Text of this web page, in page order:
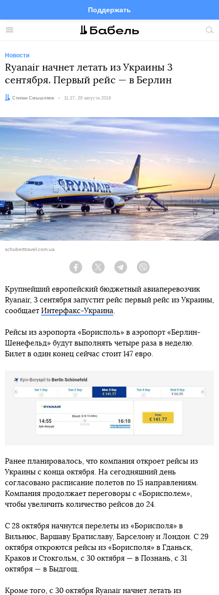
Меню
Поддержать
FacebookTelegramTwitter
Новости
Ryanair начнет летать из Украины 3
сентября. Первый рейс — в Берлин
Автор:
Степан Смышляев Дата:
11:27, 29 августа 2018
schuberttravel.com.ua
Facebook Twitter Telegram
Крупнейший европейский бюджетный авиаперевозчик
Ryanair, 3 сентября запустит рейс первый рейс из Украины,
сообщает Интерфакс-Украина.
Рейсы из аэропорта «Борисполь» в аэропорт «Берлин-
Шенефельд» будут выполнять четыре раза в неделю.
Билет в один конец сейчас стоит 147 евро.
Ранее планировалось, что компания откроет рейсы из
Украины с конца октября. На сегодняшний день
согласовано расписание полетов по 15 направлениям.
Компания продолжает переговоры с «Борисполем»,
чтобы увеличить количество рейсов до 24.
С 28 октября начнутся перелеты из «Борисполя» в
Вильнюс, Варшаву Братиславу, Барселону и Лондон. С 29
октября откроются рейсы из «Борисполя» в Гданьск,
Краков и Стокгольм, с 30 октября — в Познань, с 31
октября — в Быдгощ.
Кроме того, с 30 октября Ryanair начнет летать из